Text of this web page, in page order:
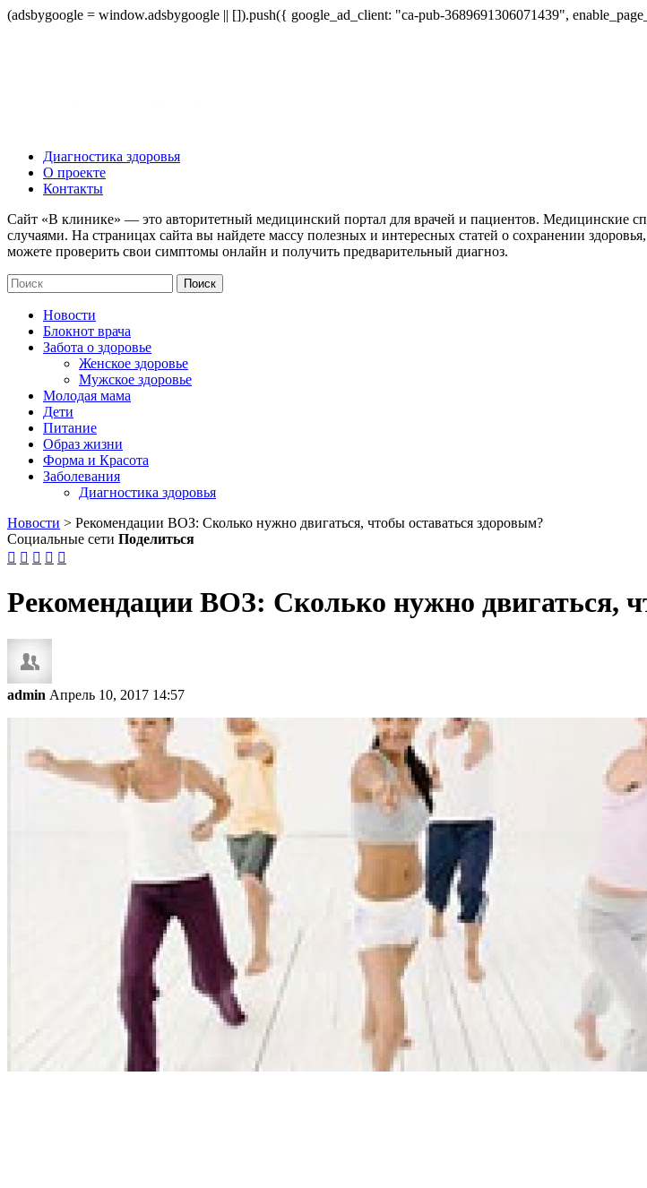
(adsbygoogle = window.adsbygoogle || []).push({ google_ad_client: "ca-pub-3689691306071439",
Диагностика здоровья
О проекте
Контакты
Сайт «В клинике» — это авторитетный медицинский портал для врачей и пациентов. Медицинские
случаями. На страницах сайта вы найдете массу полезных и интересных статей о сохранении
можете проверить свои симптомы онлайн и получить предварительный диагноз.
Новости
Блокнот врача
Забота о здоровье
Женское здоровье
Мужское здоровье
Молодая мама
Дети
Питание
Образ жизни
Форма и Красота
Заболевания
Диагностика здоровья
Новости > Рекомендации ВОЗ: Сколько нужно двигаться, чтобы оставаться здоровым?
Социальные сети Поделиться
    
Рекомендации ВОЗ: Сколько нужно двигаться,
admin Апрель 10, 2017 14:57